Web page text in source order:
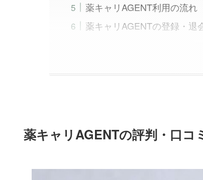
薬キャリAGENT利用の流れ
薬キャリAGENTの登録・退
薬キャリAGENTの評判・口コ